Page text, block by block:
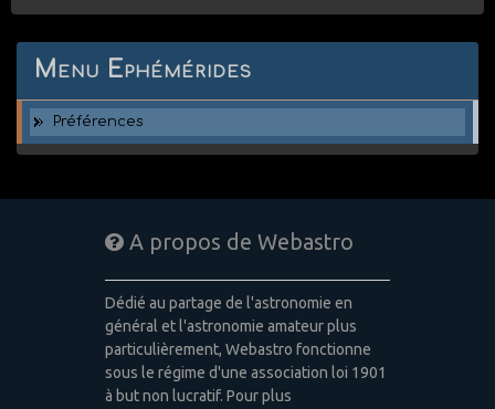
Menu Ephémérides
Préférences
A propos de Webastro
Dédié au partage de l'astronomie en
général et l'astronomie amateur plus
particulièrement, Webastro fonctionne
sous le régime d'une association loi 1901
à but non lucratif. Pour plus